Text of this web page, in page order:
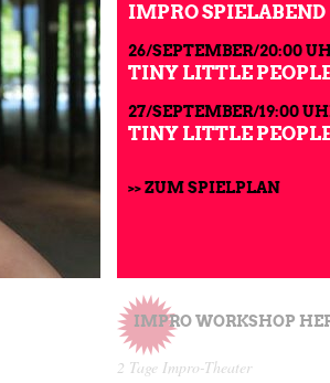
IMPRO SPIELABEND
26/SEPTEMBER/20:00
TINY LITTLE
27/SEPTEMBER/19:00
TINY LITTLE
>> ZUM SPIELPLAN
IMPRO WORKSHOP
2 Tage Impro-Theater